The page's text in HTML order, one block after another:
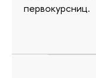
первокурсниц.